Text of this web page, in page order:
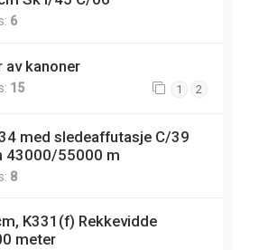
6
av kanoner
15 1 2
med sledeaffutasje C/39
43000/55000 m
8
K331(f) Rekkevidde
meter